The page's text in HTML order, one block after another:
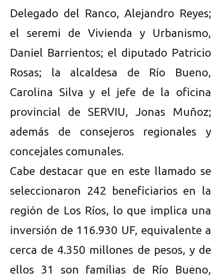
Delegado del Ranco, Alejandro Reyes;
el seremi de Vivienda y Urbanismo,
Daniel Barrientos; el diputado Patricio
Rosas; la alcaldesa de Río Bueno,
Carolina Silva y el jefe de la oficina
provincial de SERVIU, Jonas Muñoz;
además de consejeros regionales y
concejales comunales.
Cabe destacar que en este llamado se
seleccionaron 242 beneficiarios en la
región de Los Ríos, lo que implica una
inversión de 116.930 UF, equivalente a
cerca de 4.350 millones de pesos, y de
ellos 31 son familias de Río Bueno,